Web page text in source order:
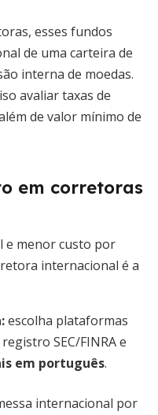
esses fundos
de uma carteira de
interna de moedas.
avaliar taxas de
de valor mínimo de
em corretoras
e menor custo por
internacional é a
escolha plataformas
SEC/FINRA e
em português.
internacional por